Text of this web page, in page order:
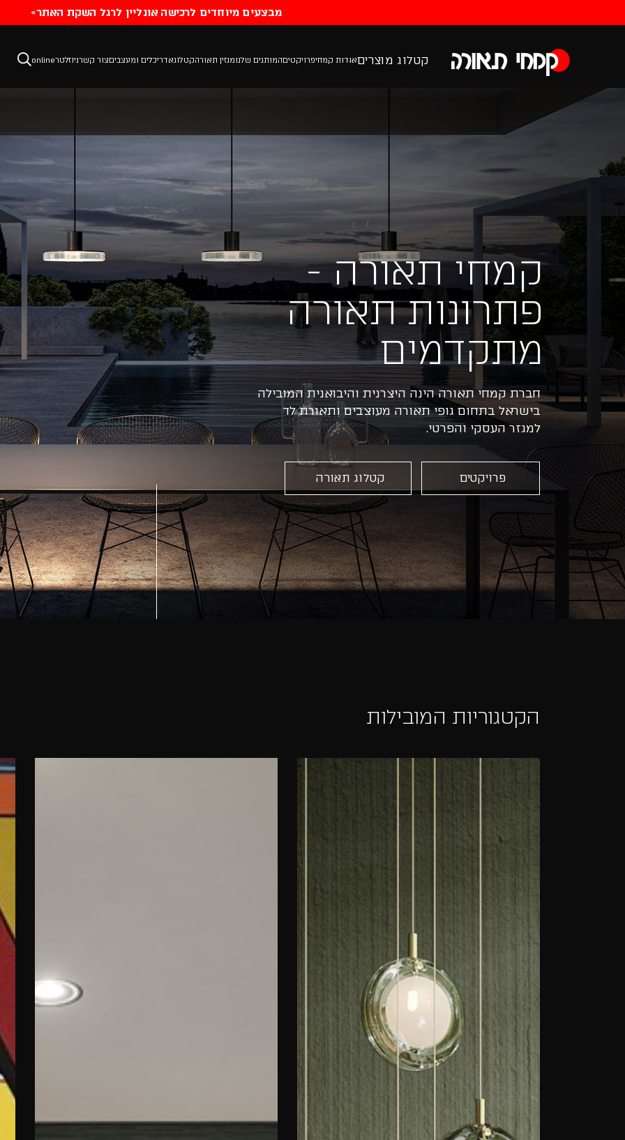
מבצעים מיוחדים לרכישה אונליין לרגל השקת האתר«
קטלוג מוצריםאודות קמחיפרויקטיםהמותגים שלנומגזין תאורהקטלוגאדריכלים ומעצביםצור קשרניוזלטרonline
קמחי תאורה -
פתרונות תאורה
מתקדמים
חברת קמחי תאורה הינה היצרנית והיבואנית המובילה
בישראל בתחום גופי תאורה מעוצבים ותאורת לד
למגזר העסקי והפרטי.
פרויקטים קטלוג תאורה
הקטגוריות המובילות